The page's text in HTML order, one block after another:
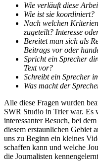
Wie verläuft diese
Wie ist sie koordiniert?
Nach welchen
zugeteilt? Interesse
Bereitet man sich als
Beitrags vor oder
Spricht ein Sprecher
Text vor?
Schreibt ein Sprecher
Was macht der
Alle diese Fragen wurden
SWR Studio in Trier war. Es
interessanter Besuch, bei
diesem erstaunlichen Gebiet
uns zu Beginn ein kleines
schaffen kann und welche
die Journalisten